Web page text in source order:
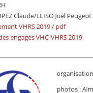
Claude/LLISO Joël Peugeot
VHRS 2019/ pdf
engagés VHC-VHRS 2019
photos :